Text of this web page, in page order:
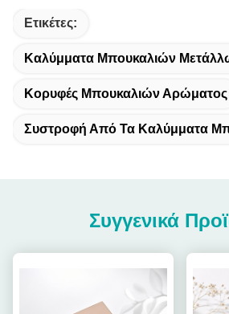
Ετικέτες:
Καλύμματα Μπουκαλιών
Κορυφές Μπουκαλιών Αρώματος
Συστροφή Από Τα Καλύμματα
Συγγενικά